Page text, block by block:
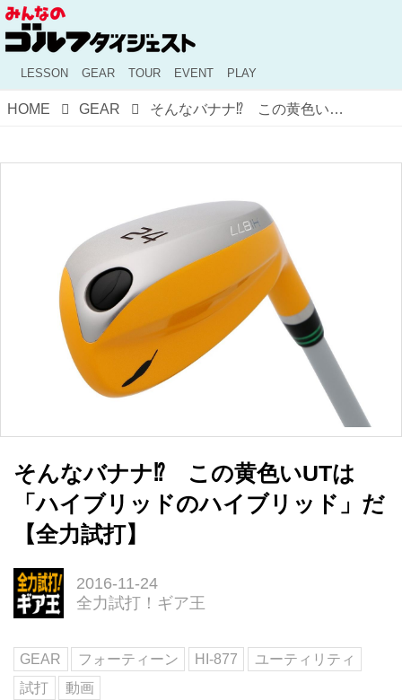
LESSON GEAR TOUR EVENT PLAY
HOME GEAR そんなバナナ⁉︎ この黄色いUTは「ハイブリッドのハイブリッド」だ【全力試打】
そんなバナナ⁉︎ この黄色いUTは
「ハイブリッドのハイブリッド」だ
【全力試打】
2016-11-24
全力試打！ギア王
GEAR フォーティーン HI-877
ユーティリティ
試打
動画